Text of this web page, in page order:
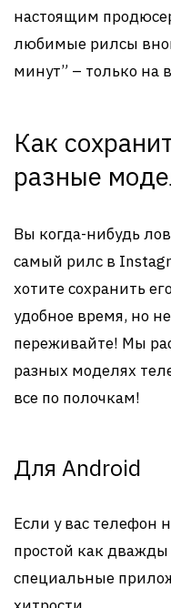
настоящим
любимые рилсы
минут” – только на
Как
разные
Вы когда-нибудь
самый рилс в
хотите сохранить
удобное время, но
переживайте! Мы
разных моделях
все по полочкам!
Для Android
Если у вас телефон
простой как
специальные